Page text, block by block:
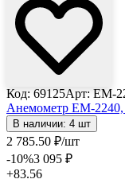
Код: 69125Арт: EM-
Анемометр EM-2240,
В наличии: 4 шт
2 785.50 ₽/шт
-10%3 095 ₽
+83.56